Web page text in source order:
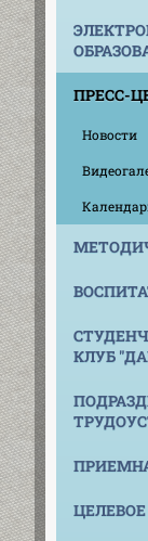
ПРЕСС-
Новости
КЛУБ